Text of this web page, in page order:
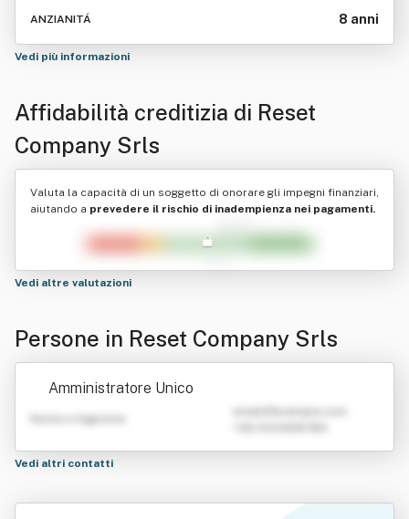
ANZIANITÁ 8 anni
Vedi più informazioni
Affidabilità creditizia di Reset
Company Srls
Valuta la capacità di un soggetto di onorare gli impegni finanziari,
aiutando a prevedere il rischio di inadempienza nei pagamenti.
Vedi altre valutazioni
Persone in Reset Company Srls
Amministratore Unico
Nome e Cognome
Vedi altri contatti